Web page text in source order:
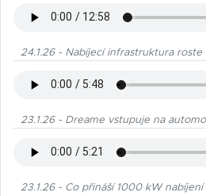
24.1.26 - Nabíjecí infrastruktura
23.1.26 - Dreame vstupuje na
23.1.26 - Co přináší 1000 kW nabíjení